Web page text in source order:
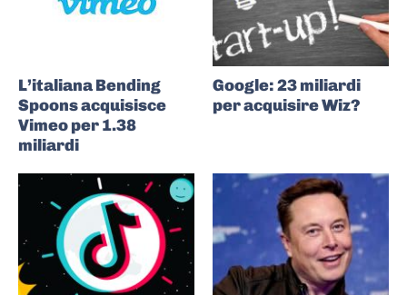
L’italiana Bending
Spoons acquisisce
Vimeo per 1.38
miliardi
Google: 23 miliardi
per acquisire Wiz?